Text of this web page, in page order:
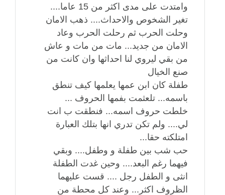
وامتدت على مدى اكثر من 15 عاما....
تغير الشخوص والاحداث.... ذهب الامان
وحلت الحرب ثم رحلت الحرب وعاد
الامان من جديد... مات من مات و عاش
من بقي ليروي لنا احداثها وان كانت من
صنع الخيال
طفلة كان ابن عمها يعلمها كيف تنطق
باسمه... تلعثمت بفمها الحروف ...
خلطت حروف اسمه... فنطقت ب انت
لي.... ولم تكن تدري انها بتلك العبارة
امتلكته حقا...
حب شب بين طفلة و وطفل.... وبقي
فيهما رغم البعد.... وحين غدت الطفلة
انثى و الطفل رجل .... قست عليهما
الظروف اكثر... وعند كل محطة من